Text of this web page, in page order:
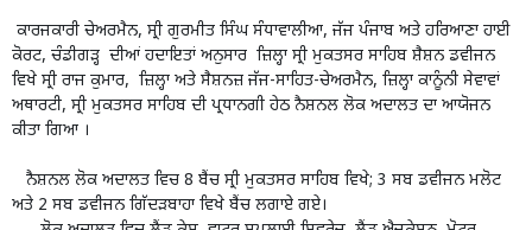
ਕਾਰਜਕਾਰੀ ਚੇਅਰਮੈਨ, ਸ੍ਰੀ ਗੁਰਮੀਤ ਸਿੰਘ ਸੰਧਾਵਾਲੀਆ, ਜੱਜ ਪੰਜਾਬ ਅਤੇ ਹਰਿਆਣਾ ਹਾਈ
ਕੋਰਟ, ਚੰਡੀਗੜ੍ਹ ਦੀਆਂ ਹਦਾਇਤਾਂ ਅਨੁਸਾਰ ਜ਼ਿਲ੍ਹਾ ਸ੍ਰੀ ਮੁਕਤਸਰ ਸਾਹਿਬ ਸ਼ੈਸ਼ਨ ਡਵੀਜਨ
ਵਿਖੇ ਸ੍ਰੀ ਰਾਜ ਕੁਮਾਰ, ਜ਼ਿਲ੍ਹਾ ਅਤੇ ਸੈਸ਼ਨਜ਼ ਜੱਜ-ਸਾਹਿਤ-ਚੇਅਰਮੈਨ, ਜ਼ਿਲ੍ਹਾ ਕਾਨੂੰਨੀ ਸੇਵਾਵਾਂ
ਅਥਾਰਟੀ, ਸ੍ਰੀ ਮੁਕਤਸਰ ਸਾਹਿਬ ਦੀ ਪ੍ਰਧਾਨਗੀ ਹੇਠ ਨੈਸ਼ਨਲ ਲੋਕ ਅਦਾਲਤ ਦਾ ਆਯੋਜਨ
ਕੀਤਾ ਗਿਆ ।
ਨੈਸ਼ਨਲ ਲੋਕ ਅਦਾਲਤ ਵਿਚ 8 ਬੈਂਚ ਸ੍ਰੀ ਮੁਕਤਸਰ ਸਾਹਿਬ ਵਿਖੇ; 3 ਸਬ ਡਵੀਜਨ ਮਲੋਟ
ਅਤੇ 2 ਸਬ ਡਵੀਜਨ ਗਿੱਦੜਬਾਹਾ ਵਿਖੇ ਬੈਂਚ ਲਗਾਏ ਗਏ।